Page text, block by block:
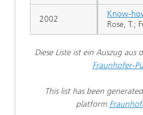
Know-
Rose, T.;
2002
Diese Liste ist ein Auszug
Fraunhofer-
This list has been
platform